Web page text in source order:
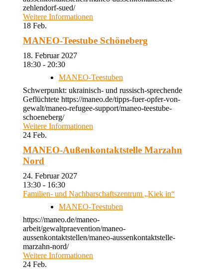
zehlendorf-sued/
Weitere Informationen
18 Feb.
MANEO-Teestube Schöneberg
18. Februar 2027
18:30 - 20:30
MANEO-Teestuben
Schwerpunkt: ukrainisch- und russisch-sprechende
Geflüchtete https://maneo.de/tipps-fuer-opfer-von-
gewalt/maneo-refugee-support/maneo-teestube-
schoeneberg/
Weitere Informationen
24 Feb.
MANEO-Außenkontaktstelle Marzahn
Nord
24. Februar 2027
13:30 - 16:30
Familien- und Nachbarschaftszentrum „Kiek in“
MANEO-Teestuben
https://maneo.de/maneo-
arbeit/gewaltpraevention/maneo-
aussenkontaktstellen/maneo-aussenkontaktstelle-
marzahn-nord/
Weitere Informationen
24 Feb.